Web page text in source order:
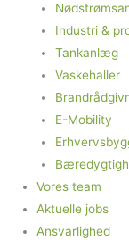
Industri &
Tankanlæg
Vaskehaller
E-Mobility
Vores team
Aktuelle jobs
Ansvarlighed